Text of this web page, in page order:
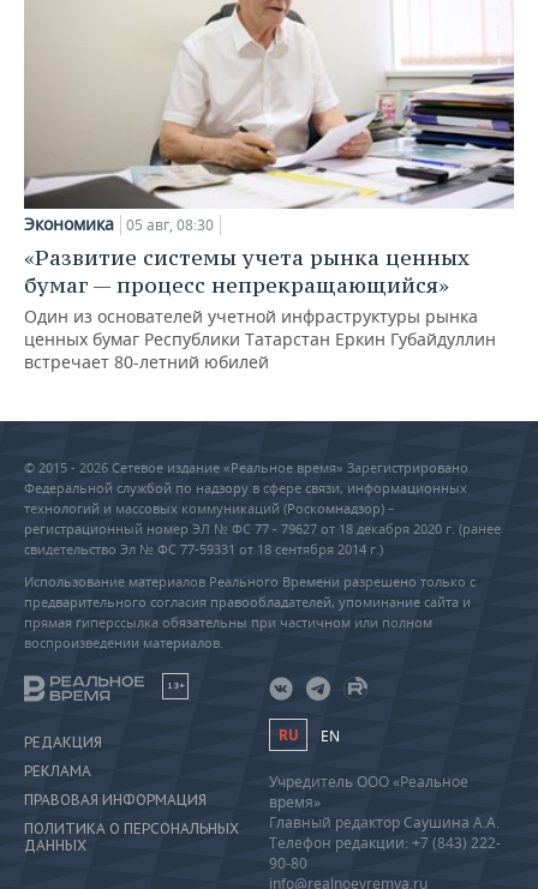
Экономика 05 авг, 08:30
«Развитие системы учета рынка ценных
бумаг — процесс непрекращающийся»
Один из основателей учетной инфраструктуры рынка
ценных бумаг Республики Татарстан Еркин Губайдуллин
встречает 80-летний юбилей
© 2015 - 2026 Сетевое издание «Реальное время» Зарегистрировано
Федеральной службой по надзору в сфере связи, информационных
технологий и массовых коммуникаций (Роскомнадзор) –
регистрационный номер ЭЛ № ФС 77 - 79627 от 18 декабря 2020 г. (ранее
свидетельство Эл № ФС 77-59331 от 18 сентября 2014 г.)
Использование материалов Реального Времени разрешено только с
предварительного согласия правообладателей, упоминание сайта и
прямая гиперссылка обязательны при частичном или полном
воспроизведении материалов.
18+
РЕДАКЦИЯ
РЕКЛАМА
ПРАВОВАЯ ИНФОРМАЦИЯ
ПОЛИТИКА О ПЕРСОНАЛЬНЫХ
ДАННЫХ
RU EN
Учредитель ООО «Реальное
время»
Главный редактор Саушина А.А.
Телефон редакции: +7 (843) 222-
90-80
info@realnoevremya.ru